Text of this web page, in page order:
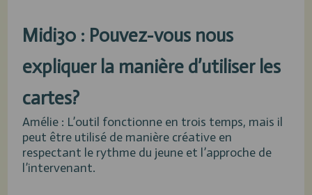
Midi30 : Pouvez-vous nous
expliquer la manière d’utiliser les
cartes?
Amélie : L’outil fonctionne en trois temps, mais il
peut être utilisé de manière créative en
respectant le rythme du jeune et l’approche de
l’intervenant.